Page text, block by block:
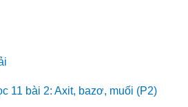
11 bài 2: Axit, bazơ, muối (P2)